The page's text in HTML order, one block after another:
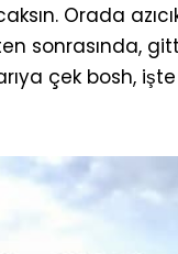
Orada
sonrasında,
çek bosh,